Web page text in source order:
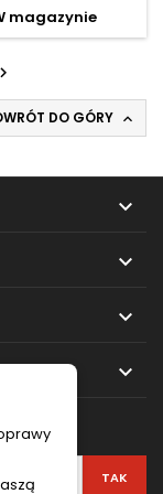
Zapewnia
wygodny montaż
podstawę dla
działowych i
wewnętrznych.
magazynie
DO GÓRY 



